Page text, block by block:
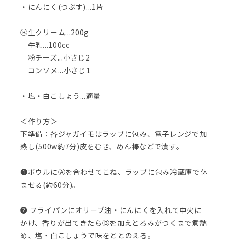
・にんにく(つぶす)...1片
Ⓑ生クリーム...200g
牛乳...100cc
粉チーズ...小さじ2
コンソメ...小さじ1
・塩・白こしょう...適量
＜作り方＞
下準備：各ジャガイモはラップに包み、電子レンジで加
熱し(500w約7分)皮をむき、めん棒などで潰す。
❶ボウルにⒶを合わせてこね、ラップに包み冷蔵庫で休
ませる(約60分)。
❷ フライパンにオリーブ油・にんにくを入れて中火に
かけ、香りが出てきたらⒷを加えとろみがつくまで煮詰
め、塩・白こしょうで味をととのえる。